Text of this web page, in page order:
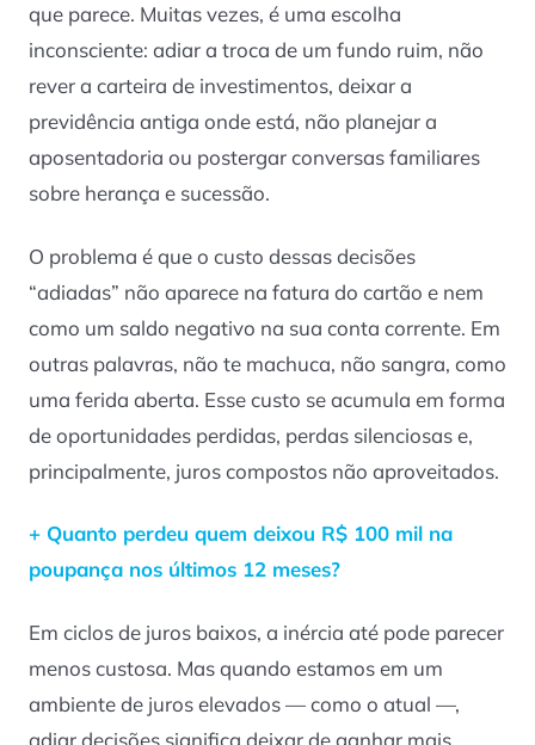
que parece. Muitas vezes, é uma escolha
inconsciente: adiar a troca de um fundo ruim, não
rever a carteira de investimentos, deixar a
previdência antiga onde está, não planejar a
aposentadoria ou postergar conversas familiares
sobre herança e sucessão.
O problema é que o custo dessas decisões
“adiadas” não aparece na fatura do cartão e nem
como um saldo negativo na sua conta corrente. Em
outras palavras, não te machuca, não sangra, como
uma ferida aberta. Esse custo se acumula em forma
de oportunidades perdidas, perdas silenciosas e,
principalmente, juros compostos não aproveitados.
+ Quanto perdeu quem deixou R$ 100 mil na
poupança nos últimos 12 meses?
Em ciclos de juros baixos, a inércia até pode parecer
menos custosa. Mas quando estamos em um
ambiente de juros elevados — como o atual —,
adiar decisões significa deixar de ganhar mais.